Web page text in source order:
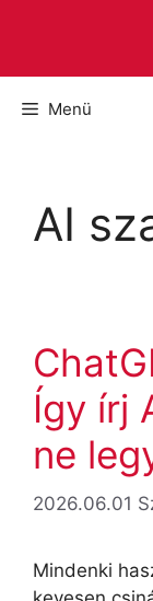
Menü
AI
Így írj
ne
2026.06.01
Mindenki